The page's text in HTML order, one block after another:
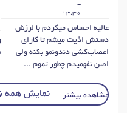
-
13:30
عالیه احساس میکردم با لرزش
دستش اذیت میشم تا کارای
اعصاب‌کشی دندونمو بکنه ولی
اصن نفهمیدم چطور تموم ...
مشاهده بیشتر نمایش همه نظرات